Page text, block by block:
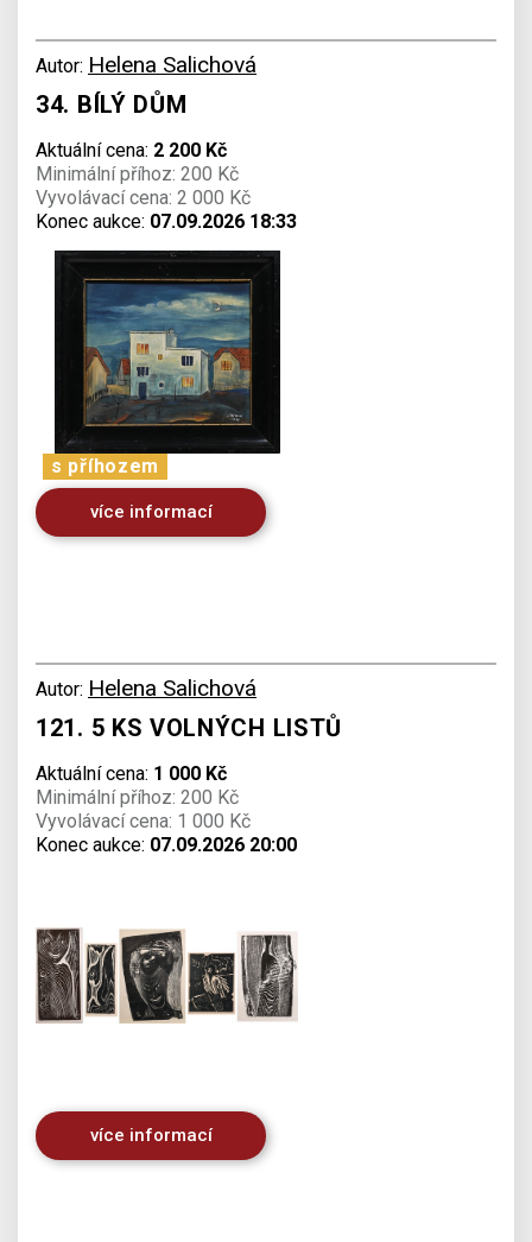
Autor: Helena Salichová
34. BÍLÝ DŮM
Aktuální cena: 2 200 Kč
Minimální příhoz: 200 Kč
Vyvolávací cena: 2 000 Kč
Konec aukce: 07.09.2026 18:33
s příhozem
více informací
Autor: Helena Salichová
121. 5 KS VOLNÝCH LISTŮ
Aktuální cena: 1 000 Kč
Minimální příhoz: 200 Kč
Vyvolávací cena: 1 000 Kč
Konec aukce: 07.09.2026 20:00
více informací